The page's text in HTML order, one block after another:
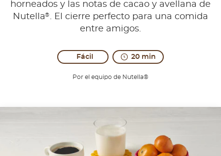
horneados y las notas de cacao y avellana de
Nutella®. El cierre perfecto para una comida
entre amigos.
Fácil 20 min
Por el equipo de Nutella®